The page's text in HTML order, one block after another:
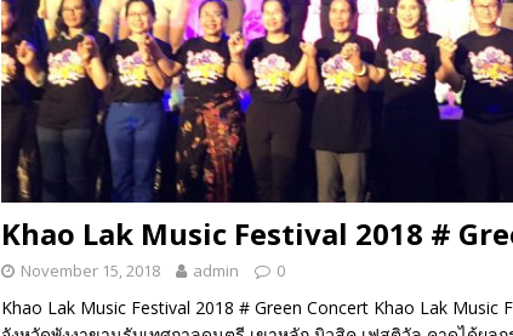
Khao Lak Music Festival 2018 #
November 15, 2018 admin 0
Khao Lak Music Festival 2018 # Green Concert Khao Lak Music